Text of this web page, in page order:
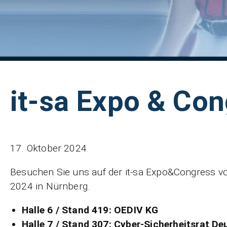
it-sa Expo &
17. Oktober 2024
Besuchen Sie uns auf der it-sa Expo&Congress
2024 in Nürnberg.
Halle 6 / Stand 419: OEDIV KG
Halle 7 / Stand 307: Cyber-Sicherheitsrat